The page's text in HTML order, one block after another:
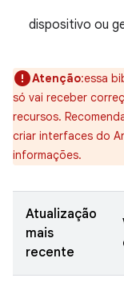
dispositivo ou
Atenção:essa
só vai receber
recursos.
criar interfaces do
informações.
Atualização
mais
recente